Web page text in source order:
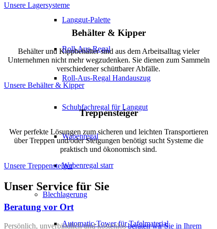
Langgut-Palette
Roll-Aus-Regal
Roll-Aus-Regal Handauszug
Schubfachregal für Langgut
Wabenregal
Wabenregal starr
Blechlagerung
Automatic-Tower für Tafelmaterial
Unsere Lagersysteme
Behälter & Kipper
Behälter und Kippbehälter sind aus dem Arbeitsalltag vieler
Unternehmen nicht mehr wegzudenken. Sie dienen zum Sammeln
verschiedener schüttbarer Abfälle.
Unsere Behälter & Kipper
Treppensteiger
Wer perfekte Lösungen zum sicheren und leichten Transportieren
über Treppen und/oder Steigungen benötigt sucht Systeme die
praktisch und ökonomisch sind.
Unsere Treppensteiger
Unser Service für Sie
Beratung vor Ort
Persönlich, unverbindlich und kostenlosberaten wir Sie in Ihrem